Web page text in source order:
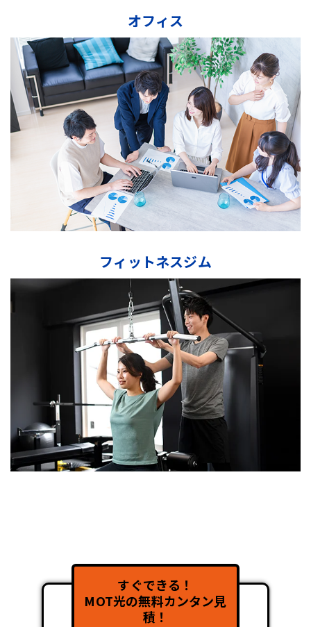
オフィス
フィットネスジム
すぐできる！
MOT光の無料カンタン見
積！